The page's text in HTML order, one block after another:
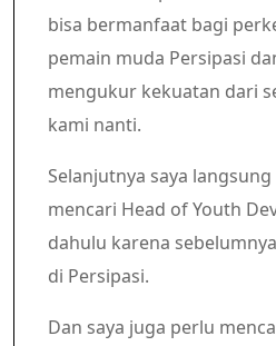
bisa bermanfaat bagi
pemain muda Persipasi
mengukur kekuatan dari
kami nanti.
Selanjutnya saya
mencari Head of Youth
dahulu karena
di Persipasi.
Dan saya juga perlu